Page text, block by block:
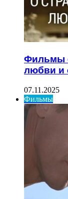
Фильмы
любви и
07.11.2025
Фильмы